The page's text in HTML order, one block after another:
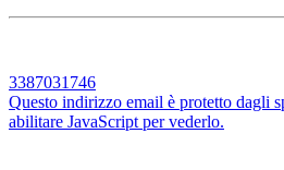
3387031746
Questo indirizzo email è protetto dagli
abilitare JavaScript per vederlo.